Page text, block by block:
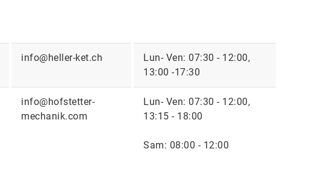
info@heller-ket.ch
Lun- Ven: 07:30 - 12:00,
13:00 -17:30
info@hofstetter-
mechanik.com
Lun- Ven: 07:30 - 12:00,
13:15 - 18:00
Sam: 08:00 - 12:00